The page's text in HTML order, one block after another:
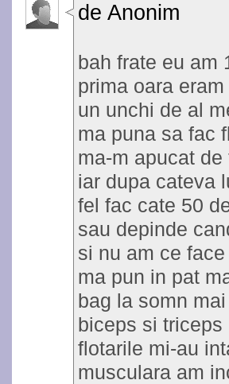
de Anonim
bah frate eu am
prima oara
un unchi de al
ma puna sa fac
ma-m apucat
iar dupa cateva
fel fac cate 50
sau depinde
si nu am ce
ma pun in pat
bag la somn
biceps si triceps
flotarile mi-au
musculara am